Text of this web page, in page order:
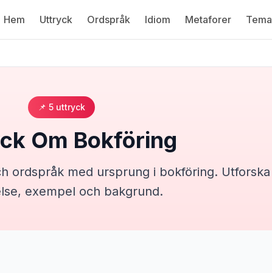
Hem Uttryck Ordspråk Idiom Metaforer Tema
📌 5 uttryck
Om Bokföring
ordspråk med ursprung i bokföring. Utforska
exempel och bakgrund.